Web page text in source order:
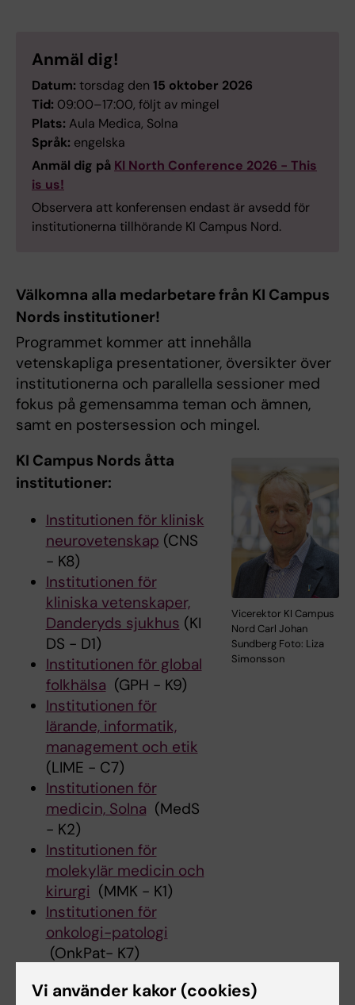
Anmäl dig!
Datum: torsdag den 15 oktober 2026
Tid: 09:00–17:00, följt av mingel
Plats: Aula Medica, Solna
Språk: engelska
Anmäl dig på KI North Conference 2026 - This
is us!
Observera att konferensen endast är avsedd för
institutionerna tillhörande KI Campus Nord.
Välkomna alla medarbetare från KI Campus
Nords institutioner!
Programmet kommer att innehålla
vetenskapliga presentationer, översikter över
institutionerna och parallella sessioner med
fokus på gemensamma teman och ämnen,
samt en postersession och mingel.
Vicerektor KI Campus
Nord Carl Johan
Sundberg Foto: Liza
Simonsson
KI Campus Nords åtta
institutioner:
Institutionen för klinisk
neurovetenskap (CNS
- K8)
Institutionen för
kliniska vetenskaper,
Danderyds sjukhus (KI
DS - D1)
Institutionen för global
folkhälsa (GPH - K9)
Institutionen för
lärande, informatik,
management och etik
(LIME - C7)
Institutionen för
medicin, Solna (MedS
- K2)
Institutionen för
molekylär medicin och
kirurgi (MMK - K1)
Institutionen för
onkologi-patologi
(OnkPat- K7)
kvinnors och barns
Vi använder kakor (cookies)